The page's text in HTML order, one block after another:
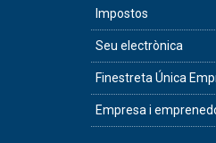
Impostos
Seu electrònica
Finestreta Única
Empresa i